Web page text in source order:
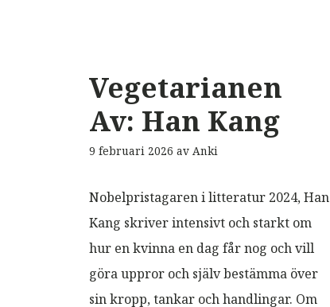
Vegetarianen
Av: Han Kang
9 februari 2026 av Anki
Nobelpristagaren i litteratur 2024, Han
Kang skriver intensivt och starkt om
hur en kvinna en dag får nog och vill
göra uppror och själv bestämma över
sin kropp, tankar och handlingar. Om